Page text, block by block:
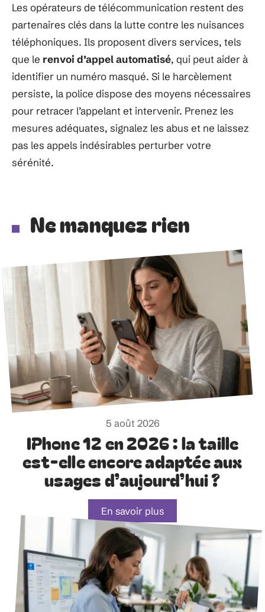
Les opérateurs de télécommunication restent des
partenaires clés dans la lutte contre les nuisances
téléphoniques. Ils proposent divers services, tels
que le renvoi d’appel automatisé, qui peut aider à
identifier un numéro masqué. Si le harcèlement
persiste, la police dispose des moyens nécessaires
pour retracer l’appelant et intervenir. Prenez les
mesures adéquates, signalez les abus et ne laissez
pas les appels indésirables perturber votre
sérénité.
Ne manquez rien
5 août 2026
IPhone 12 en 2026 : la taille
est-elle encore adaptée aux
usages d’aujourd’hui ?
En savoir plus